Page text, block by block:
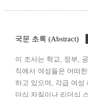
국문 초록 (Abstract)
이 조사는 학교, 정부,
직에서 여성들은 어떠
하고 있으며, 각급 여성
더십 자질이나 리더십